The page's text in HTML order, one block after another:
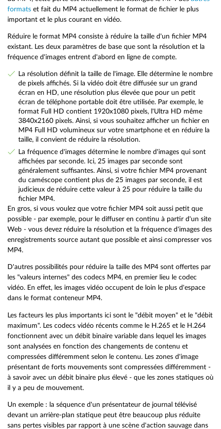
formats et fait du MP4 actuellement le format de fichier le plus
important et le plus courant en vidéo.
Réduire le format MP4 consiste à réduire la taille d'un fichier MP4
existant. Les deux paramètres de base que sont la résolution et la
fréquence d'images entrent d'abord en ligne de compte.
La résolution définit la taille de l'image. Elle détermine le nombre
de pixels affichés. Si la vidéo doit être diffusée sur un grand
écran en HD, une résolution plus élevée que pour un petit
écran de téléphone portable doit être utilisée. Par exemple, le
format Full HD contient 1920x1080 pixels, l'Ultra HD même
3840x2160 pixels. Ainsi, si vous souhaitez afficher un fichier en
MP4 Full HD volumineux sur votre smartphone et en réduire la
taille, il convient de réduire la résolution.
La fréquence d'images détermine le nombre d'images qui sont
affichées par seconde. Ici, 25 images par seconde sont
généralement suffisantes. Ainsi, si votre fichier MP4 provenant
du caméscope contient plus de 25 images par seconde, il est
judicieux de réduire cette valeur à 25 pour réduire la taille du
fichier MP4.
En gros, si vous voulez que votre fichier MP4 soit aussi petit que
possible - par exemple, pour le diffuser en continu à partir d'un site
Web - vous devez réduire la résolution et la fréquence d'images des
enregistrements source autant que possible et ainsi compresser vos
MP4.
D'autres possibilités pour réduire la taille des MP4 sont offertes par
les "valeurs internes" des codecs MP4, en premier lieu le codec
vidéo. En effet, les images vidéo occupent de loin le plus d'espace
dans le format conteneur MP4.
Les facteurs les plus importants ici sont le "débit moyen" et le "débit
maximum". Les codecs vidéo récents comme le H.265 et le H.264
fonctionnent avec un débit binaire variable dans lequel les images
sont analysées en fonction des changements de contenu et
compressées différemment selon le contenu. Les zones d'image
présentant de forts mouvements sont compressées différemment -
à savoir avec un débit binaire plus élevé - que les zones statiques où
il y a peu de mouvement.
Un exemple : la séquence d'un présentateur de journal télévisé
devant un arrière-plan statique peut être beaucoup plus réduite
sans pertes visibles par rapport à une scène d'action sauvage dans